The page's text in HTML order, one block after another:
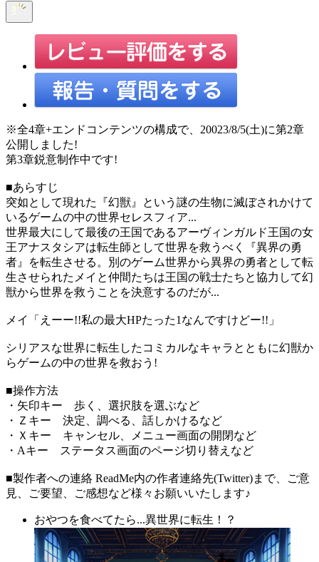
※全4章+エンドコンテンツの構成で、20023/8/5(土)に第2章
公開しました!
第3章鋭意制作中です!
■あらすじ
突如として現れた『幻獣』という謎の生物に滅ぼされかけて
いるゲームの中の世界セレスフィア...
世界最大にして最後の王国であるアーヴィンガルド王国の女
王アナスタシアは転生師として世界を救うべく『異界の勇
者』を転生させる。別のゲーム世界から異界の勇者として転
生させられたメイと仲間たちは王国の戦士たちと協力して幻
獣から世界を救うことを決意するのだが...
メイ「えーー!!私の最大HPたった1なんですけどー!!」
シリアスな世界に転生したコミカルなキャラとともに幻獣か
らゲームの中の世界を救おう!
■操作方法
・矢印キー 歩く、選択肢を選ぶなど
・Ｚキー 決定、調べる、話しかけるなど
・Ｘキー キャンセル、メニュー画面の開閉など
・Aキー ステータス画面のページ切り替えなど
■製作者への連絡 ReadMe内の作者連絡先(Twitter)まで、ご意
見、ご要望、ご感想など様々お願いいたします♪
おやつを食べてたら...異世界に転生！？